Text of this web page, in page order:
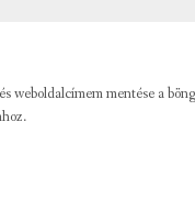
weboldalcímem mentése a